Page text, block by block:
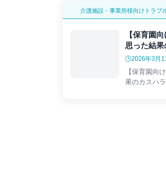
介護施設・事業所様向けトラブ
【保育園
思った結果
🕒️2026年3月
【保育園向
果のカスハ